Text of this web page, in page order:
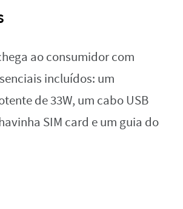
ao consumidor com
incluídos: um
de 33W, um cabo USB
SIM card e um guia do